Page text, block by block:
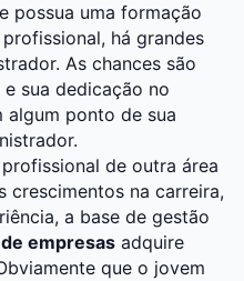
possua uma formação
há grandes
As chances são
sua dedicação no
algum ponto de sua
de outra área
crescimentos na carreira,
a base de gestão
empresas adquire
que o jovem